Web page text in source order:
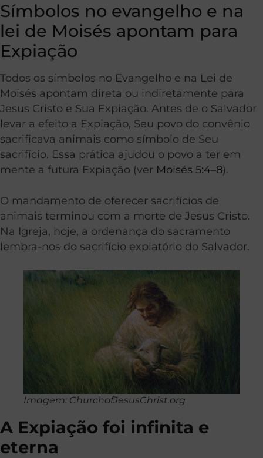
Símbolos no evangelho e na
lei de Moisés apontam para
Expiação
Todos os símbolos no Evangelho e na Lei de
Moisés apontam direta ou indiretamente para
Jesus Cristo e Sua Expiação. Antes de o Salvador
levar a efeito a Expiação, Seu povo do convênio
sacrificava animais como símbolo de Seu
sacrifício. Essa prática ajudou o povo a ter em
mente a futura Expiação (ver Moisés 5:4–8).
O mandamento de oferecer sacrifícios de
animais terminou com a morte de Jesus Cristo.
Na Igreja, hoje, a ordenança do sacramento
lembra-nos do sacrifício expiatório do Salvador.
Imagem: ChurchofJesusChrist.org
A Expiação foi infinita e
eterna